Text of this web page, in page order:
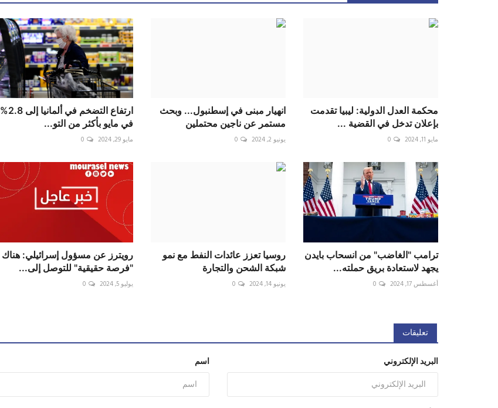
محكمة العدل الدولية: ليبيا تقدمت
بإعلان تدخل في القضية ...
مايو 11, 2024 0
انهيار مبنى في إسطنبول... وبحث
مستمر عن ناجين محتملين
يونيو 2, 2024 0
ارتفاع التضخم في ألمانيا إلى 2.8%
في مايو بأكثر من التو...
مايو 29, 2024 0
ترامب "الغاضب" من انسحاب بايدن
يجهد لاستعادة بريق حملته...
أغسطس 17, 2024 0
روسيا تعزز عائدات النفط مع نمو
شبكة الشحن والتجارة
يونيو 14, 2024 0
رويترز عن مسؤول إسرائيلي: هناك
"فرصة حقيقية" للتوصل إلى...
يوليو 5, 2024 0
تعليقات
اسم البريد الإلكتروني